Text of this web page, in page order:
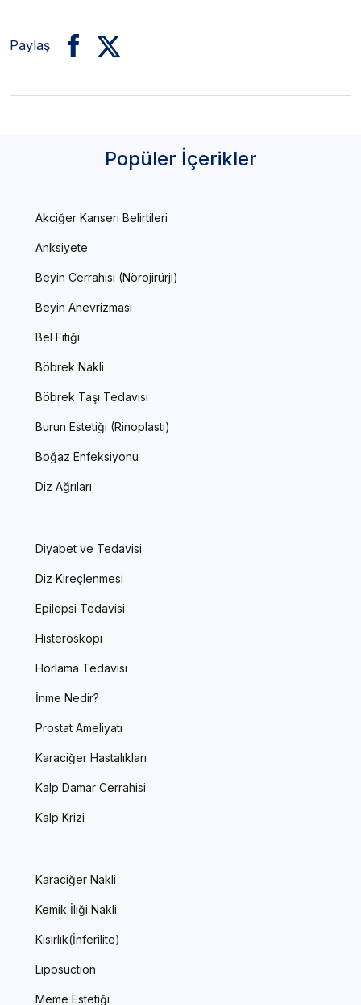
Paylaş
Popüler İçerikler
Akciğer Kanseri Belirtileri
Anksiyete
Beyin Cerrahisi (Nörojirürji)
Beyin Anevrizması
Bel Fıtığı
Böbrek Nakli
Böbrek Taşı Tedavisi
Burun Estetiği (Rinoplasti)
Boğaz Enfeksiyonu
Diz Ağrıları
Diyabet ve Tedavisi
Diz Kireçlenmesi
Epilepsi Tedavisi
Histeroskopi
Horlama Tedavisi
İnme Nedir?
Prostat Ameliyatı
Karaciğer Hastalıkları
Kalp Damar Cerrahisi
Kalp Krizi
Karaciğer Nakli
Kemik İliği Nakli
Kısırlık(İnferilite)
Liposuction
Meme Estetiği